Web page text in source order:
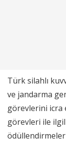
Türk silahlı
ve jandarma
görevlerini icra
görevleri ile
ödüllendirmeler